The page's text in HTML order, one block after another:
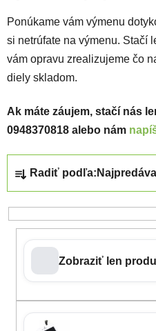
Ponúkame vám výmenu
si netrúfate na výmenu. Stačí
vám opravu zrealizujeme čo
diely skladom.
Ak máte záujem, stačí nás
0948370818 alebo nám
Radiť podľa:
Zobraziť len